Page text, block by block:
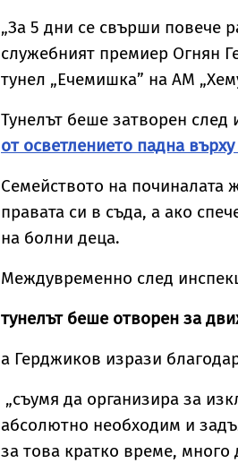
ден, десетки
шофьори хванати с
алкохол и
наркотици
камери
„За 5 дни се свърши повече
служебният премиер Огнян
тунел „Ечемишка” на АМ
Тунелът беше затворен след
от осветлението падна
Семейството на починалата
правата си в съда, а ако
на болни деца.
Междувременно след
тунелът беше отворен за
а Герджиков изрази
„съумя да организира за
абсолютно необходим и
за това кратко време,